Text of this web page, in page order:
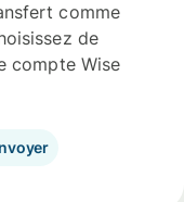
comme
de
compte Wise